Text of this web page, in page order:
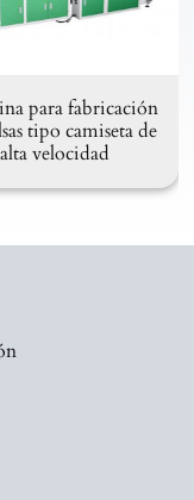
para fabricación
tipo camiseta de
alta velocidad